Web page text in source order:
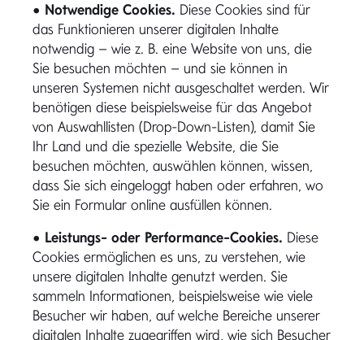
• Notwendige Cookies. Diese Cookies sind für
das Funktionieren unserer digitalen Inhalte
notwendig – wie z. B. eine Website von uns, die
Sie besuchen möchten – und sie können in
unseren Systemen nicht ausgeschaltet werden. Wir
benötigen diese beispielsweise für das Angebot
von Auswahllisten (Drop-Down-Listen), damit Sie
Ihr Land und die spezielle Website, die Sie
besuchen möchten, auswählen können, wissen,
dass Sie sich eingeloggt haben oder erfahren, wo
Sie ein Formular online ausfüllen können.
• Leistungs- oder Performance-Cookies. Diese
Cookies ermöglichen es uns, zu verstehen, wie
unsere digitalen Inhalte genutzt werden. Sie
sammeln Informationen, beispielsweise wie viele
Besucher wir haben, auf welche Bereiche unserer
digitalen Inhalte zugegriffen wird, wie sich Besucher